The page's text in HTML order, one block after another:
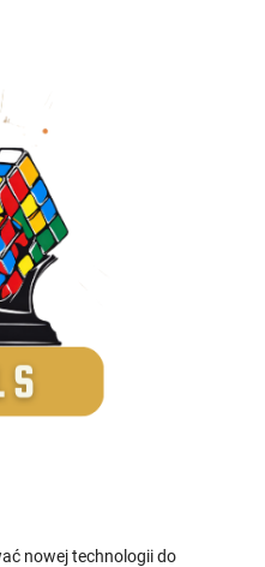
nowej technologii do